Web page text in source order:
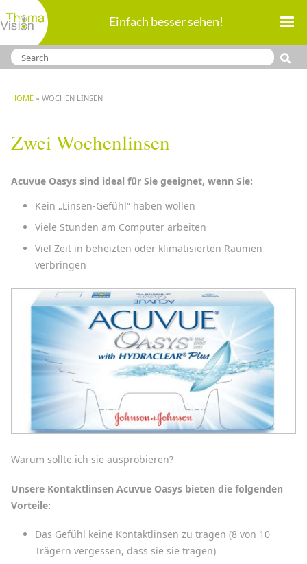
Direkt
zum
Inhalt
Einfach besser sehen!
BREADCRUMB
HOME WOCHEN LINSEN
Zwei Wochenlinsen
Acuvue Oasys sind ideal für Sie geeignet, wenn Sie:
Kein „Linsen-Gefühl“ haben wollen
Viele Stunden am Computer arbeiten
Viel Zeit in beheizten oder klimatisierten Räumen
verbringen
Warum sollte ich sie ausprobieren?
Unsere Kontaktlinsen Acuvue Oasys bieten die folgenden
Vorteile:
Das Gefühl keine Kontaktlinsen zu tragen (8 von 10
Trägern vergessen, dass sie sie tragen)